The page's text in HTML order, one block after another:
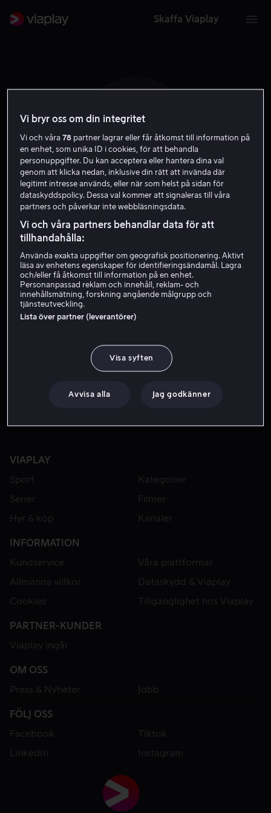
Skaffa Viaplay
X A
Ximena Alvarez
VIAPLAY
Sport
Kategorier
Serier
Filmer
Hyr & köp
Kanaler
INFORMATION
Kundservice
Våra plattformar
Allmänna villkor
Dataskydd & Viaplay
Cookies
Tillgänglighet hos Viaplay
PARTNER-KUNDER
Viaplay ingår
OM OSS
Press & Nyheter
Jobb
FÖLJ OSS
Facebook
Tiktok
LinkedIn
Instagram
Vi bryr oss om din integritet
Vi och våra78 partner lagrar eller får åtkomst till information på
en enhet, som unika ID i cookies, för att behandla
personuppgifter. Du kan acceptera eller hantera dina val
genom att klicka nedan, inklusive din rätt att invända där
legitimt intresse används, eller när som helst på sidan för
dataskyddspolicy. Dessa val kommer att signaleras till våra
partners och påverkar inte webbläsningsdata.
Vi och våra partners behandlar data för att
tillhandahålla:
Använda exakta uppgifter om geografisk positionering. Aktivt
läsa av enhetens egenskaper för identifieringsändamål. Lagra
och/eller få åtkomst till information på en enhet.
Personanpassad reklam och innehåll, reklam- och
innehållsmätning, forskning angående målgrupp och
tjänsteutveckling.
Lista över partner (leverantörer)
Visa syften
Avvisa alla Jag godkänner